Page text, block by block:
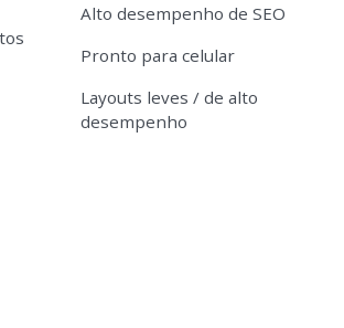
Alto desempenho de SEO
Pronto para celular
Layouts leves / de alto
desempenho